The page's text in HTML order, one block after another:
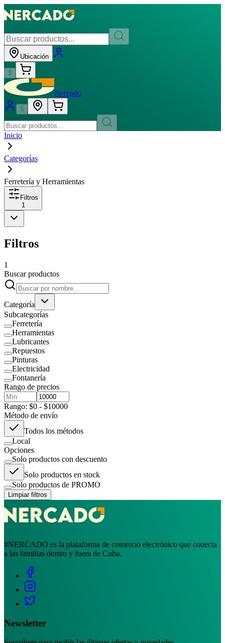
Ubicación
$
Nercado
$
Inicio
Categorías
Ferretería y Herramientas
Filtros
1
Filtros
1
Buscar productos
Categoría
Subcategorías
Ferretería
Herramientas
Lubricantes
Repuestos
Pinturas
Electricidad
Fontanería
Rango de precios
Rango: $0 - $10000
Método de envío
Todos los métodos
Local
Opciones
Solo productos con descuento
Solo productos en stock
Solo productos de PROMO
Limpiar filtros
#NERCADO es la plataforma de comercio electrónico que conecta
a las familias dentro y fuera de Cuba.
Newsletter